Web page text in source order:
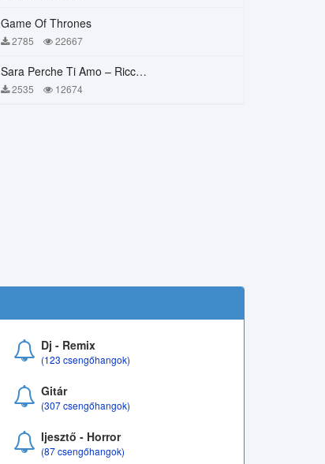
Game Of Thrones
2785 22667
Sara Perche Ti Amo – Ricchi E Poveri
2535 12674
Dj - Remix
(123 csengőhangok)
Gitár
(307 csengőhangok)
Ijesztő - Horror
(87 csengőhangok)